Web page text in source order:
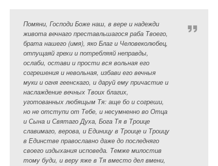
Помяни, Господи Боже наш, в вере и надежди
живота вечнаго преставльшагося раба Твоего,
брата нашего (имя), яко Благ и Человеколюбец,
отпущаяй грехи и потребляяй неправды,
ослаби, остави и прости вся вольная его
согрешения и невольная, избави его вечныя
муки и огня геенскаго, и даруй ему причастие и
наслаждение вечных Твоих благих,
уготованных любящым Тя: аще бо и согреши,
но не отступи от Тебе, и несумненно во Отца
и Сына и Святаго Духа, Бога Тя в Троице
славимаго, верова, и Единицу в Троице и Троицу
в Единстве православно даже до последняго
своего издыхания исповеда. Темже милостив
тому буди, и веру яже в Тя вместо дел вмени,